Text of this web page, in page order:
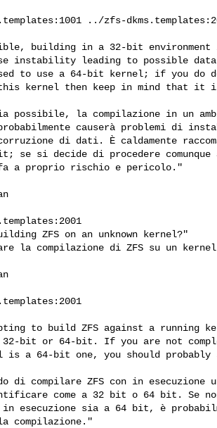
../zfs-
building in a 32-bit environment
instability leading to possible
to use a 64-bit kernel; if you do
this kernel then keep in mind that it
possibile, la compilazione in un
causerà problemi di
di dati. È caldamente
se si decide di procedere comunque
a proprio rischio e pericolo."
ZFS on an unknown kernel?"
la compilazione di ZFS su un
to build ZFS against a running
bit or 64-bit. If you are not
is a 64-bit one, you should
di compilare ZFS con in esecuzione
come a 32 bit o 64 bit. Se
esecuzione sia a 64 bit, è